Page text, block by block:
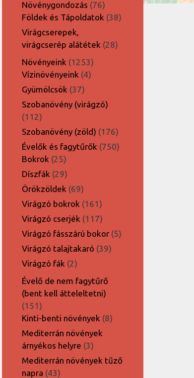
Növénygondozás 7676
termék
Földek és Tápoldatok 3838
Virágcserepek,
virágcserép alátétek 2828
Növényeink 12531253
termék
Vízinövényeink 44
Gyümölcsök 3737
termék
Szobanövény (virágzó)
112112
termék
Szobanövény (zöld) 176176
termék
Évelők és fagytűrők 750750
Bokrok 2525
termék
Díszfák 2929
termék
Örökzöldek 6969
termék
Virágzó bokrok 161161
termék
Virágzó cserjék 117117
termék
Virágzó fásszárú bokor 55
Virágzó talajtakaró 3939
Virágzó fák 22
termék
Évelő de nem fagytűrő
(bent kell átteleltetni)
151151
termék
Kinti-benti növények 88
Mediterrán növények
árnyékos helyre 33
termék
Mediterrán növények tűző
napra 4343